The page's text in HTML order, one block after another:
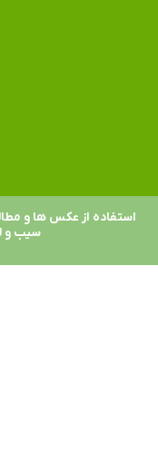
استفاده از عکس ها و
سیب و